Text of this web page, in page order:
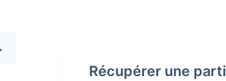
Récupérer une